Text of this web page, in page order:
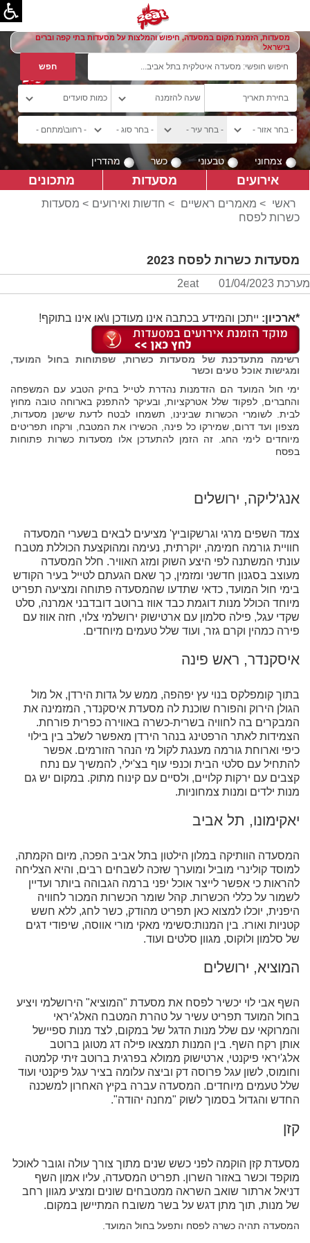
מסעדות, הזמנת מקום במסעדה, חיפוש והמלצות על מסעדות בתי קפה וברים
בישראל
צמחוני טבעוני כשר מהדרין
אירועים מסעדות מתכונים
ראשי > מאמרים ראשיים > חדשות ואירועים > מסעדות
כשרות לפסח
מסעדות כשרות לפסח 2023
מערכת 2eat 01/04/2023
*ארכיון: ייתכן והמידע בכתבה אינו מעודכן ו\או אינו בתוקף!
רשימה מתעדכנת של מסעדות כשרות, שפתוחות בחול המועד,
ומגישות אוכל טעים וכשר
ימי חול המועד הם הזדמנות נהדרת לטייל בחיק הטבע עם המשפחה
והחברים, לפקוד שלל אטרקציות, ובעיקר להתפנק בארוחה טובה מחוץ
לבית. לשומרי הכשרות שבינינו, תשמחו לבטח לדעת שישנן מסעדות,
מצפון ועד דרום, שמירקו כל פינה, הכשירו את המטבח, ורקחו תפריטים
מיוחדים לימי החג. זה הזמן להתעדכן אלו מסעדות כשרות פתוחות
בפסח
אנג'ליקה, ירושלים
צמד השפים מרגי וגרשקוביץ' מציעים לבאים בשערי המסעדה
חוויית גורמה חמימה, יוקרתית, נעימה ומהוקצעת הכוללת מטבח
עונתי המשתנה לפי היצע השוק ומזג האוויר. חלל המסעדה
מעוצב בסגנון חדשני ומזמין, כך שאם הגעתם לטייל בעיר הקודש
בימי חול המועד, כדאי שתדעו שהמסעדה פתוחה ומציעה תפריט
מיוחד הכולל מנות דוגמת כבד אווז ברוטב דובדבני אמרנה, סלט
שקדי עגל, פילה סלמון עם ארטישוק ירושלמי צלוי, חזה אווז עם
פירה כמהין וקרם גזר, ועוד שלל טעמים מיוחדים.
איסקנדר, ראש פינה
בתוך קומפלקס בנוי עץ יפהפה, ממש על גדות הירדן, אל מול
הגולן הירוק והפורח שוכנת לה מסעדת איסקנדר, המזמינה את
המבקרים בה לחוויה בשרית-כשרה באווירה כפרית פורחת.
הצמידות לאתר הרפטינג בנהר הירדן מאפשר לשלב בין בילוי
כיפי וארוחת גורמה מענגת לקול מי הנהר הזורמים. אפשר
להתחיל עם סלטי הבית וכנפי עוף בצ'ילי, להמשיך עם נתח
קצבים עם ירקות קלויים, ולסיים עם קינוח מתוק. במקום יש גם
מנות ילדים ומנות צמחוניות.
יאקימונו, תל אביב
המסעדה הוותיקה במלון הילטון בתל אביב הפכה, מיום הקמתה,
למוסד קולינרי מוביל ומוערך שזכה לשבחים רבים, והיא הצליחה
להראות כי אפשר לייצר אוכל יפני ברמה הגבוהה ביותר ועדיין
לשמור על כללי הכשרות. קהל שומר הכשרות המכור לחוויה
היפנית, יוכלו למצוא כאן תפריט מהודק, כשר לחג, ללא חשש
קטניות ואורז. בין המנות:סשימי מאקי מורי אווסה, שיפודי דגים
של סלמון ולוקוס, מגוון סלטים ועוד.
המוציא, ירושלים
השף אבי לוי יכשיר לפסח את מסעדת "המוציא" הירושלמי ויציע
בחול המועד תפריט עשיר על טהרת המטבח האלג'יראי
והמרוקאי עם שלל מנות הדגל של במקום, לצד מנות ספיישל
אותן רקח השף. בין המנות תמצאו פילה דג מטוגן ברוטב
אלג'יראי פיקנטי, ארטישוק ממולא בפרגית ברוטב זיתי קלמטה
וחומוס, לשון עגל פרוסה דק וביצה עלומה בציר עגל פיקנטי ועוד
שלל טעמים מיוחדים. המסעדה עברה בקיץ האחרון למשכנה
החדש והגדול בסמוך לשוק "מחנה יהודה".
קזן
מסעדת קזן הוקמה לפני כשש שנים מתוך צורך עולה וגובר לאוכל
מוקפד וכשר באזור השרון. תפריט המסעדה, עליו אמון השף
דניאל ארתור שואב השראה ממטבחים שונים ומציע מגוון רחב
של מנות, תוך מתן דגש על בשר משובח המתיישן במקום.
המסעדה תהיה כשרה לפסח ותפעל בחול המועד.